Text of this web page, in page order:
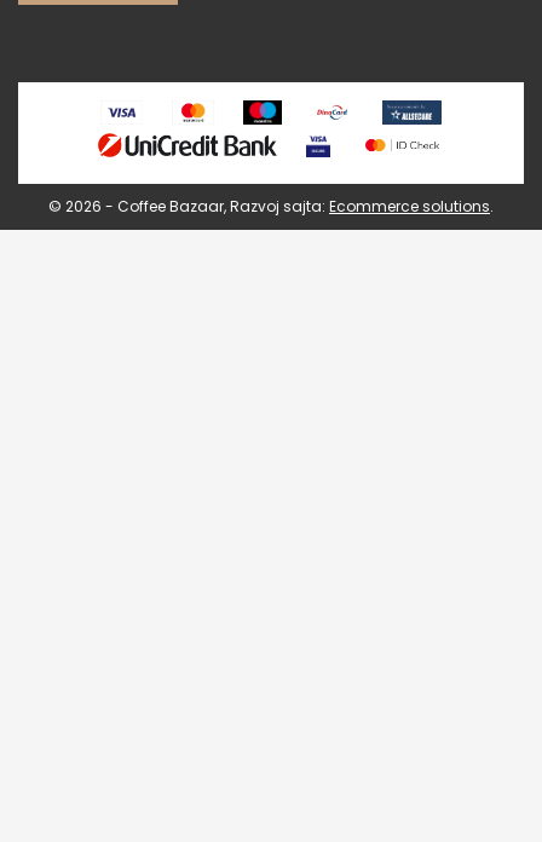
© 2026 - Coffee Bazaar, Razvoj sajta: Ecommerce solutions.